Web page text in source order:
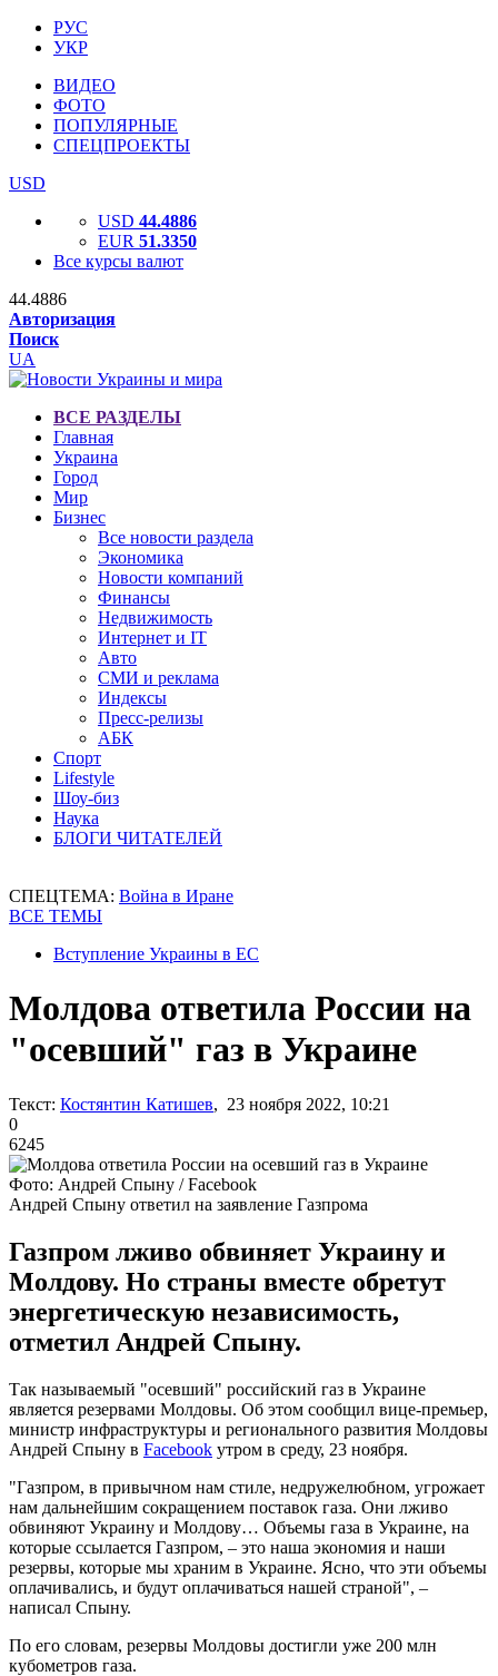
РУС
УКР
ВИДЕО
ФОТО
ПОПУЛЯРНЫЕ
СПЕЦПРОЕКТЫ
USD
USD 44.4886
EUR 51.3350
Все курсы валют
44.4886
Авторизация
Поиск
UA
ВСЕ РАЗДЕЛЫ
Главная
Украина
Город
Мир
Бизнес
Все новости раздела
Экономика
Новости компаний
Финансы
Недвижимость
Интернет и IT
Авто
СМИ и реклама
Индексы
Пресс-релизы
АБК
Спорт
Lifestyle
Шоу-биз
Наука
БЛОГИ ЧИТАТЕЛЕЙ
СПЕЦТЕМА: Война в Иране
ВСЕ ТЕМЫ
Вступление Украины в ЕС
Молдова ответила России на
"осевший" газ в Украине
Текст: Костянтин Катишев, 23 ноября 2022, 10:21
0
6245
Фото: Андрей Спыну / Facebook
Андрей Спыну ответил на заявление Газпрома
Газпром лживо обвиняет Украину и
Молдову. Но страны вместе обретут
энергетическую независимость,
отметил Андрей Спыну.
Так называемый "осевший" российский газ в Украине
является резервами Молдовы. Об этом сообщил вице-премьер,
министр инфраструктуры и регионального развития Молдовы
Андрей Спыну в Facebook утром в среду, 23 ноября.
"Газпром, в привычном нам стиле, недружелюбном, угрожает
нам дальнейшим сокращением поставок газа. Они лживо
обвиняют Украину и Молдову… Объемы газа в Украине, на
которые ссылается Газпром, – это наша экономия и наши
резервы, которые мы храним в Украине. Ясно, что эти объемы
оплачивались, и будут оплачиваться нашей страной", –
написал Спыну.
По его словам, резервы Молдовы достигли уже 200 млн
кубометров газа.